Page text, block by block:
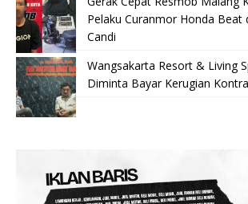
Pelaku Curanmor Honda Beat
Candi
Wangsakarta Resort & Living
Diminta Bayar Kerugian